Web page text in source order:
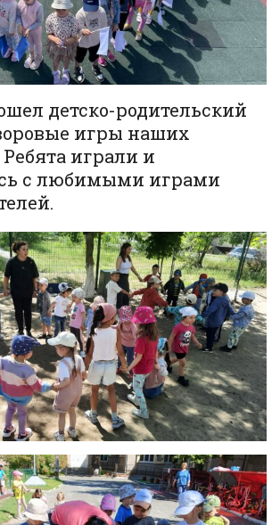
детско-родительский
игры наших
играли и
с любимыми играми